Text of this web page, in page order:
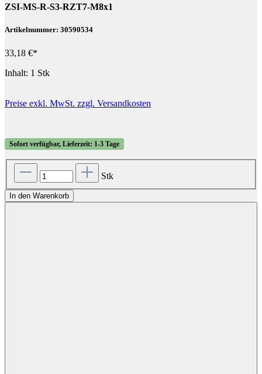
ZSI-MS-R-S3-RZT7-M8x1
Artikelnummer: 30590534
33,18 €*
Inhalt: 1 Stk
Preise exkl. MwSt. zzgl. Versandkosten
Sofort verfügbar, Lieferzeit: 1-3 Tage
Stk
In den Warenkorb